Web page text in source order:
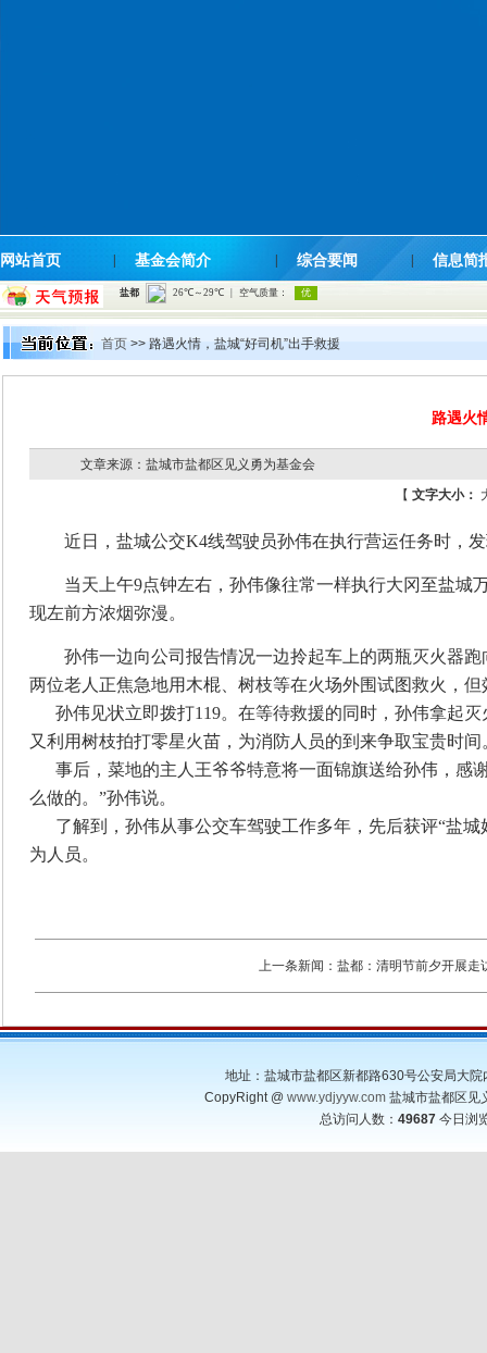
网站首页 基金会简介 综合要闻 信息简
首页 >> 路遇火情，盐城“好司机”出手救援
路遇火
文章来源：盐城市盐都区见义勇为基金会
【 文字大小：
近日，盐城公交K4线驾驶员孙伟在执行营运任务时，
当天上午9点钟左右，孙伟像往常一样执行大冈至盐城
现左前方浓烟弥漫。
孙伟一边向公司报告情况一边拎起车上的两瓶灭火器
两位老人正焦急地用木棍、树枝等在火场外围试图救火，但
孙伟见状立即拨打119。在等待救援的同时，孙伟拿起
又利用树枝拍打零星火苗，为消防人员的到来争取宝贵时
事后，菜地的主人王爷爷特意将一面锦旗送给孙伟，感
么做的。”孙伟说。
了解到，孙伟从事公交车驾驶工作多年，先后获评“盐城
为人员。
上一条新闻： 盐都：清明节前夕开展走
地址：盐城市盐都区新都路630号公安局大
CopyRight @ www.ydjyyw.com 盐城市盐都区见
总访问人数： 49687 今日浏